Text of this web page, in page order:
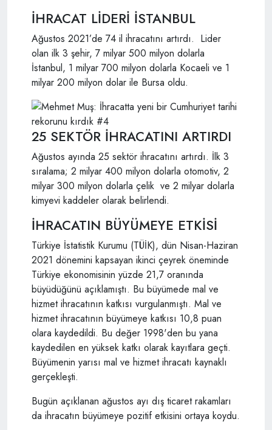
İHRACAT LİDERİ İSTANBUL
Ağustos 2021’de 74 il ihracatını artırdı. Lider
olan ilk 3 şehir, 7 milyar 500 milyon dolarla
İstanbul, 1 milyar 700 milyon dolarla Kocaeli ve 1
milyar 200 milyon dolar ile Bursa oldu.
25 SEKTÖR İHRACATINI ARTIRDI
Ağustos ayında 25 sektör ihracatını artırdı. İlk 3
sıralama; 2 milyar 400 milyon dolarla otomotiv, 2
milyar 300 milyon dolarla çelik ve 2 milyar dolarla
kimyevi kaddeler olarak belirlendi.
İHRACATIN BÜYÜMEYE ETKİSİ
Türkiye İstatistik Kurumu (TÜİK), dün Nisan-Haziran
2021 dönemini kapsayan ikinci çeyrek öneminde
Türkiye ekonomisinin yüzde 21,7 oranında
büyüdüğünü açıklamıştı. Bu büyümede mal ve
hizmet ihracatının katkısı vurgulanmıştı. Mal ve
hizmet ihracatının büyümeye katkısı 10,8 puan
olara kaydedildi. Bu değer 1998'den bu yana
kaydedilen en yüksek katkı olarak kayıtlara geçti.
Büyümenin yarısı mal ve hizmet ihracatı kaynaklı
gerçekleşti.
Bugün açıklanan ağustos ayı dış ticaret rakamları
da ihracatın büyümeye pozitif etkisini ortaya koydu.